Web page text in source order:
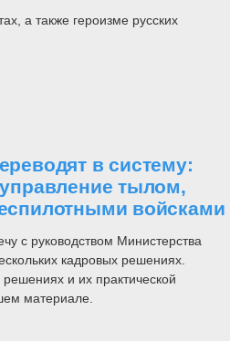
а также героизме русских
в систему:
тылом,
войсками
с руководством Министерства
кадровых решениях.
и их практической
материале.